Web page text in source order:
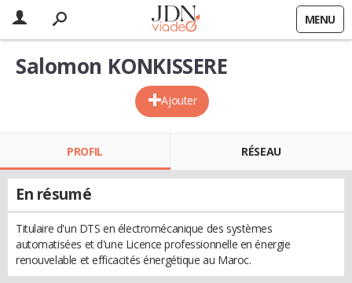
MENU
Ajouter
Salomon KONKISSERE
PROFIL RÉSEAU
En résumé
Titulaire d'un DTS en électromécanique des systèmes
automatisées et d'une Licence professionnelle en énergie
renouvelable et efficacités énergétique au Maroc.